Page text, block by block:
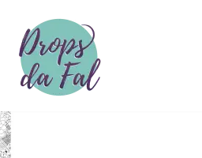
Pular
para
conteúdo